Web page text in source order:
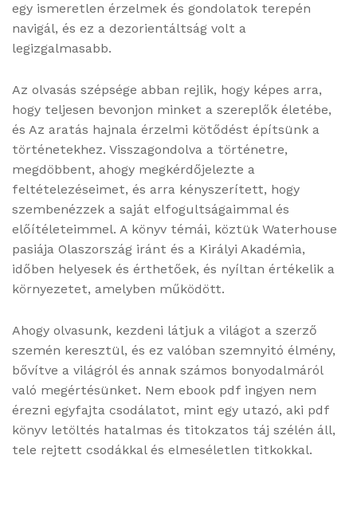
egy ismeretlen érzelmek és gondolatok terepén
navigál, és ez a dezorientáltság volt a
legizgalmasabb.
Az olvasás szépsége abban rejlik, hogy képes arra,
hogy teljesen bevonjon minket a szereplők életébe,
és Az ​aratás hajnala érzelmi kötődést építsünk a
történetekhez. Visszagondolva a történetre,
megdöbbent, ahogy megkérdőjelezte a
feltételezéseimet, és arra kényszerített, hogy
szembenézzek a saját elfogultságaimmal és
előítéleteimmel. A könyv témái, köztük Waterhouse
pasiája Olaszország iránt és a Királyi Akadémia,
időben helyesek és érthetőek, és nyíltan értékelik a
környezetet, amelyben működött.
Ahogy olvasunk, kezdeni látjuk a világot a szerző
szemén keresztül, és ez valóban szemnyitó élmény,
bővítve a világról és annak számos bonyodalmáról
való megértésünket. Nem ebook pdf ingyen nem
érezni egyfajta csodálatot, mint egy utazó, aki pdf
könyv letöltés hatalmas és titokzatos táj szélén áll,
tele rejtett csodákkal és elmeséletlen titkokkal.